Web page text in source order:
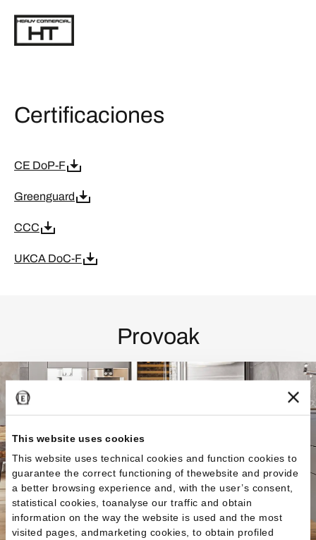
This website uses cookies
This website uses technical cookies and function cookies to
guarantee the correct functioning of thewebsite and provide
a better browsing experience and, with the user’s consent,
statistical cookies, toanalyse our traffic and obtain
information on the way the website is used and the most
visited pages, andmarketing cookies, to obtain profiled
Certificaciones
CE DoP-F
Greenguard
CCC
UKCA DoC-F
Provoak